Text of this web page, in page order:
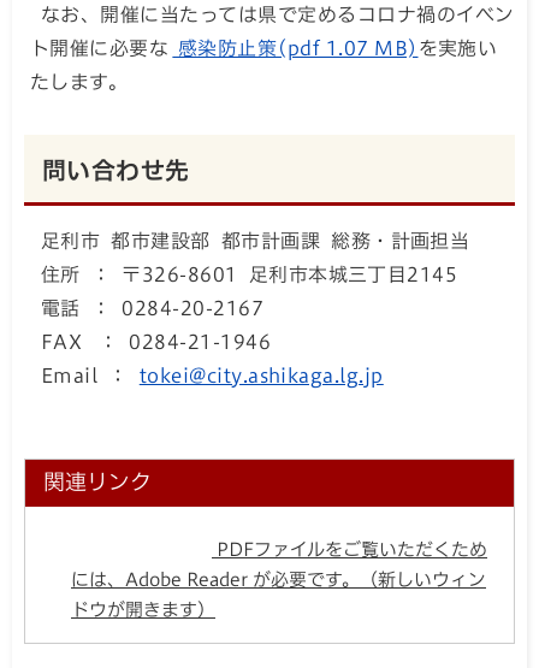
なお、開催に当たっては県で定めるコロナ禍のイベン
ト開催に必要な
感染防止策(pdf 1.07 MB) を実施い
たします。
問い合わせ先
足利市 都市建設部 都市計画課 総務・計画担当
住所 ： 〒326-8601 足利市本城三丁目2145
電話 ： 0284-20-2167
FAX ： 0284-21-1946
Email ： tokei@city.ashikaga.lg.jp
関連リンク
PDFファイルをご覧いただくため
には、Adobe Reader が必要です。（新しいウィン
ドウが開きます）